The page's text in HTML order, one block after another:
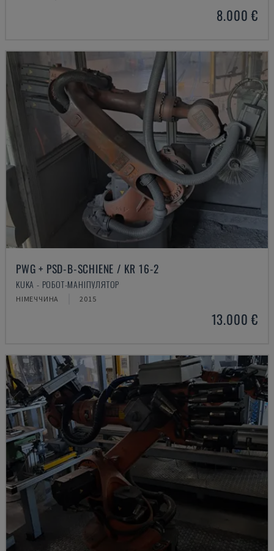
8.000 €
PWG + PSD-B-SCHIENE / KR 16-2
KUKA - РОБОТ-МАНІПУЛЯТОР
НІМЕЧЧИНА 2015
13.000 €